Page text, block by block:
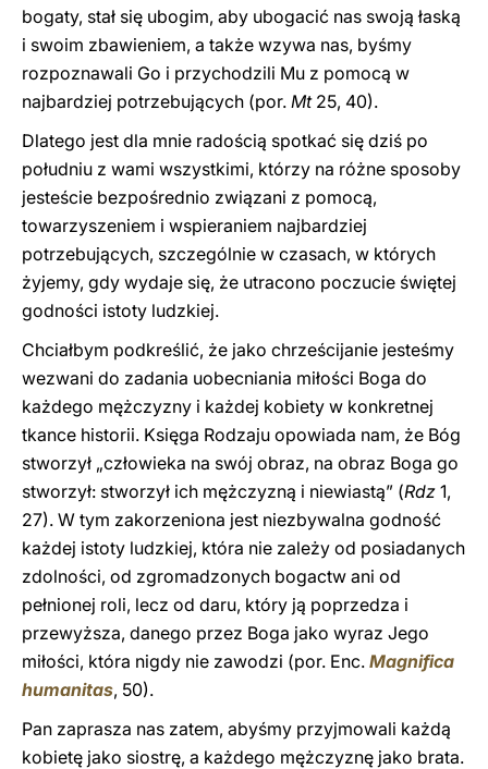
bogaty, stał się ubogim, aby ubogacić nas swoją łaską
i swoim zbawieniem, a także wzywa nas, byśmy
rozpoznawali Go i przychodzili Mu z pomocą w
najbardziej potrzebujących (por. Mt25, 40).
Dlatego jest dla mnie radością spotkać się dziś po
południu z wami wszystkimi, którzy na różne sposoby
jesteście bezpośrednio związani z pomocą,
towarzyszeniem i wspieraniem najbardziej
potrzebujących, szczególnie w czasach, w których
żyjemy, gdy wydaje się, że utracono poczucie świętej
godności istoty ludzkiej.
Chciałbym podkreślić, że jako chrześcijanie jesteśmy
wezwani do zadania uobecniania miłości Boga do
każdego mężczyzny i każdej kobiety w konkretnej
tkance historii. Księga Rodzaju opowiada nam, że Bóg
stworzył „człowieka na swój obraz, na obraz Boga go
stworzył: stworzył ich mężczyzną i niewiastą” (Rdz 1,
27). W tym zakorzeniona jest niezbywalna godność
każdej istoty ludzkiej, która nie zależy od posiadanych
zdolności, od zgromadzonych bogactw ani od
pełnionej roli, lecz od daru, który ją poprzedza i
przewyższa, danego przez Boga jako wyraz Jego
miłości, która nigdy nie zawodzi (por. Enc. Magnifica
humanitas, 50).
Pan zaprasza nas zatem, abyśmy przyjmowali każdą
kobietę jako siostrę, a każdego mężczyznę jako brata.